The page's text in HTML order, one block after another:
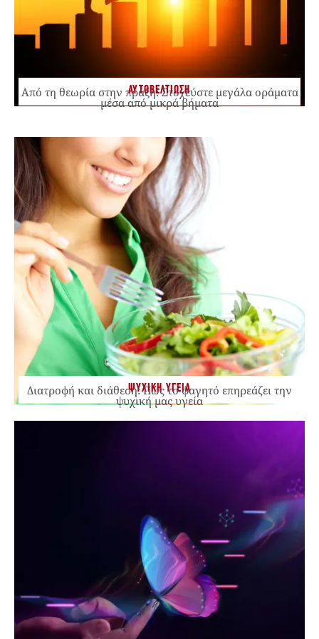
ΑΥΤΟΒΕΛΤΙΩΣΗ
Από τη θεωρία στην πράξη: Στοχεύστε μεγάλα οράματα
μέσα από μικρά βήματα
ΨΥΧΙΚΗ ΥΓΕΙΑ
Διατροφή και διάθεση: Πώς το φαγητό επηρεάζει την
ψυχική μας υγεία